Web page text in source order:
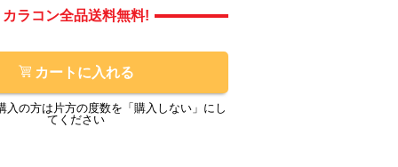
カラコン全品送料無料!
カートに入れる
の方は片方の度数を「購入しない」にし
てください